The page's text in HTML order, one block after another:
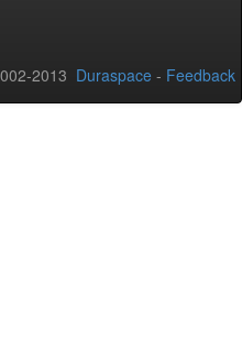
2013 Duraspace - Feedback